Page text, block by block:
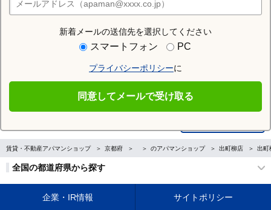
新着メールの送信先を選択してください
スマートフォン PC
プライバシーポリシーに
同意してメールで受け取る
店舗検索
賃貸・不動産アパマンショップ 京都府 のアパマンショップ 出町柳店 出町
全国の都道府県から探す
企業・IR情報 サイトポリシー